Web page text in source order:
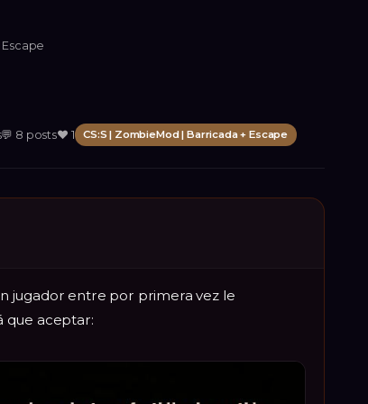
💬 8 posts❤️ 1 CS:S | ZombieMod | Barricada + Escape
jugador entre por primera vez le
que aceptar: